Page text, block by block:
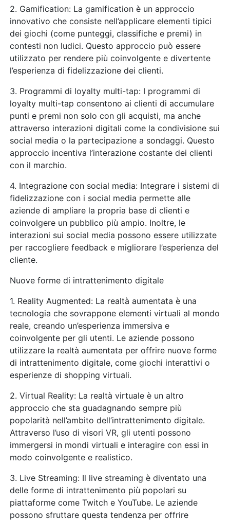
2. Gamification: La gamification è un approccio
innovativo che consiste nell’applicare elementi tipici
dei giochi (come punteggi, classifiche e premi) in
contesti non ludici. Questo approccio può essere
utilizzato per rendere più coinvolgente e divertente
l’esperienza di fidelizzazione dei clienti.
3. Programmi di loyalty multi-tap: I programmi di
loyalty multi-tap consentono ai clienti di accumulare
punti e premi non solo con gli acquisti, ma anche
attraverso interazioni digitali come la condivisione sui
social media o la partecipazione a sondaggi. Questo
approccio incentiva l’interazione costante dei clienti
con il marchio.
4. Integrazione con social media: Integrare i sistemi di
fidelizzazione con i social media permette alle
aziende di ampliare la propria base di clienti e
coinvolgere un pubblico più ampio. Inoltre, le
interazioni sui social media possono essere utilizzate
per raccogliere feedback e migliorare l’esperienza del
cliente.
Nuove forme di intrattenimento digitale
1. Reality Augmented: La realtà aumentata è una
tecnologia che sovrappone elementi virtuali al mondo
reale, creando un’esperienza immersiva e
coinvolgente per gli utenti. Le aziende possono
utilizzare la realtà aumentata per offrire nuove forme
di intrattenimento digitale, come giochi interattivi o
esperienze di shopping virtuali.
2. Virtual Reality: La realtà virtuale è un altro
approccio che sta guadagnando sempre più
popolarità nell’ambito dell’intrattenimento digitale.
Attraverso l’uso di visori VR, gli utenti possono
immergersi in mondi virtuali e interagire con essi in
modo coinvolgente e realistico.
3. Live Streaming: Il live streaming è diventato una
delle forme di intrattenimento più popolari su
piattaforme come Twitch e YouTube. Le aziende
possono sfruttare questa tendenza per offrire